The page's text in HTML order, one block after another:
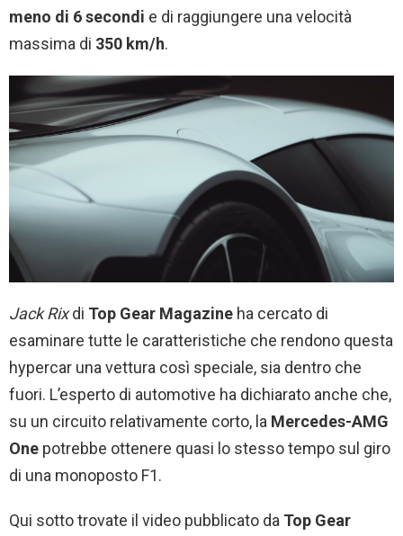
meno di 6 secondi e di raggiungere una velocità
massima di 350 km/h.
Jack Rixdi Top Gear Magazine ha cercato di
esaminare tutte le caratteristiche che rendono questa
hypercar una vettura così speciale, sia dentro che
fuori. L’esperto di automotive ha dichiarato anche che,
su un circuito relativamente corto, la Mercedes-AMG
One potrebbe ottenere quasi lo stesso tempo sul giro
di una monoposto F1.
Qui sotto trovate il video pubblicato da Top Gear